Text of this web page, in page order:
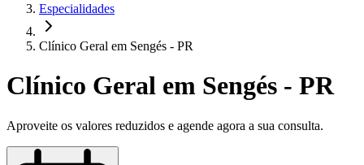
Especialidades
Clínico Geral em Sengés - PR
Clínico Geral em Sengés - PR
Aproveite os valores reduzidos e agende agora a sua consulta.